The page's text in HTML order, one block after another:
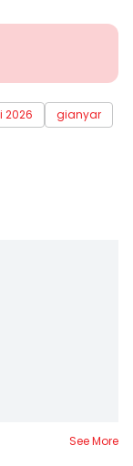
2026
gianyar
See More